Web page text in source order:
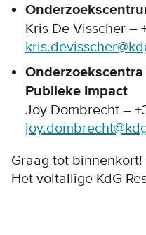
Kris De Visscher –
Publieke Impact
Joy Dombrecht –
Graag tot binnenkort!
Het voltallige KdG